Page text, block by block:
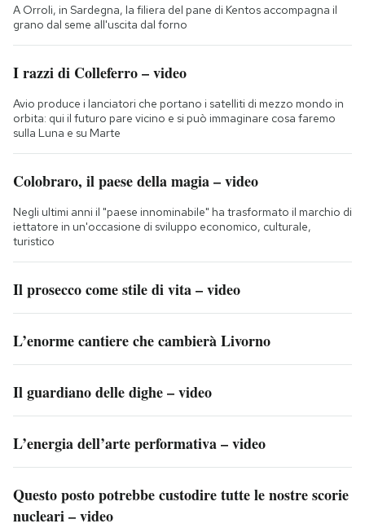
A Orroli, in Sardegna, la filiera del pane di Kentos accompagna il
grano dal seme all'uscita dal forno
I razzi di Colleferro – video
Avio produce i lanciatori che portano i satelliti di mezzo mondo in
orbita: qui il futuro pare vicino e si può immaginare cosa faremo
sulla Luna e su Marte
Colobraro, il paese della magia – video
Negli ultimi anni il "paese innominabile" ha trasformato il marchio di
iettatore in un'occasione di sviluppo economico, culturale,
turistico
Il prosecco come stile di vita – video
L’enorme cantiere che cambierà Livorno
Il guardiano delle dighe – video
L’energia dell’arte performativa – video
Questo posto potrebbe custodire tutte le nostre scorie
nucleari – video